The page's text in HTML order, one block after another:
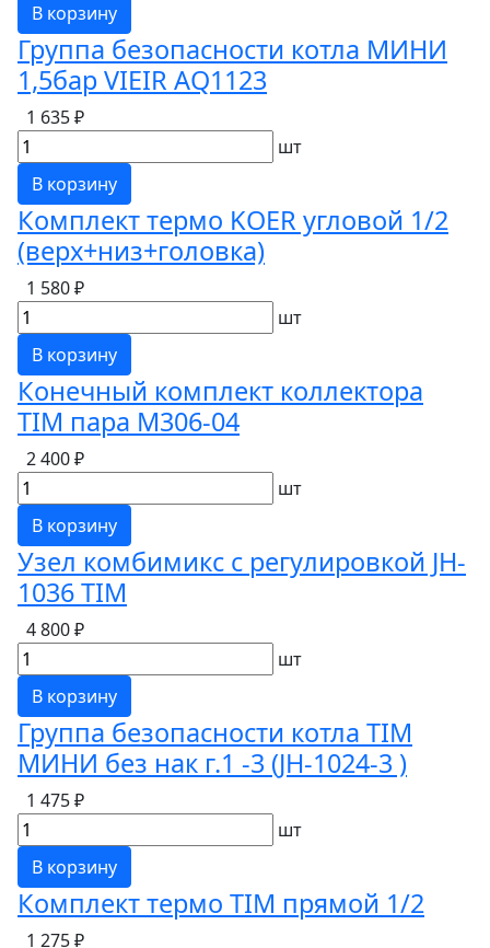
В корзину
Группа безопасности котла МИНИ
1,5бар VIEIR AQ1123
1 635 ₽
шт
В корзину
Комплект термо KOER угловой 1/2
(верх+низ+головка)
1 580 ₽
шт
В корзину
Конечный комплект коллектора
TIM пара М306-04
2 400 ₽
шт
В корзину
Узел комбимикс с регулировкой JH-
1036 TIM
4 800 ₽
шт
В корзину
Группа безопасности котла TIM
МИНИ без нак г.1 -3 (JH-1024-3 )
1 475 ₽
шт
В корзину
Комплект термо TIM прямой 1/2
1 275 ₽